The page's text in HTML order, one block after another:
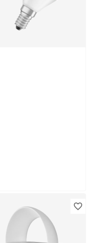
LED-Leuchtmittel
'SMART WiFi CLP'
dimmbar Tropfen